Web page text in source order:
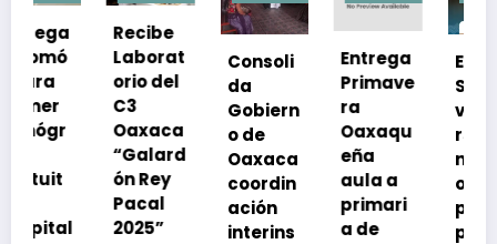
Recibe
Laborat
orio del
C3
Oaxaca
“Galard
ón Rey
2025”
Consoli
da
o de
Oaxaca
coordin
ación
interins
Entrega
Primave
ra
Oaxaqu
eña
aula a
primari
a de
Exhorta
SSO a
rse de
neumoc
oco
para